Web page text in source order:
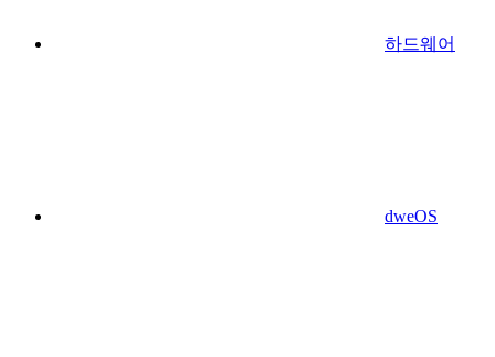
하드웨어
dweOS